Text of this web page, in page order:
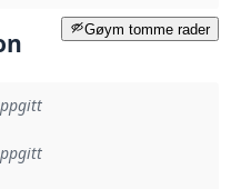
Gøym tomme rader